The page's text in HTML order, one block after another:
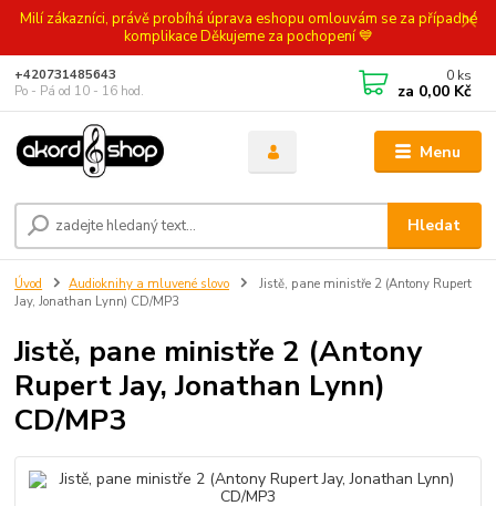
Milí zákazníci, právě probíhá úprava eshopu omlouvám se za případné
komplikace Děkujeme za pochopení 💙
Menu
Hledat
+420731485643
Po - Pá od 10 - 16 hod.
0 ks
za 0,00 Kč
Úvod Audioknihy a mluvené slovo
Jistě, pane ministře 2 (Antony Rupert
Jay, Jonathan Lynn) CD/MP3
Jistě, pane ministře 2 (Antony
Rupert Jay, Jonathan Lynn)
CD/MP3